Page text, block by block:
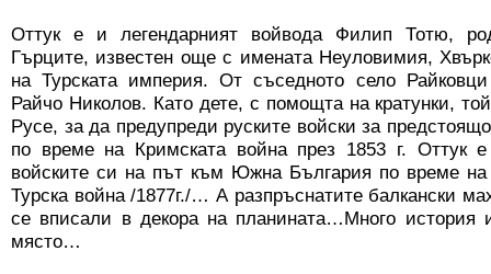
Оттук е и легендарният войвода Филип Тотю,
Гърците, известен още с имената Неуловимия,
на Турската империя. От съседното село
Райчо Николов. Като дете, с помощта на кратунки,
Русе, за да предупреди руските войски за
по време на Кримската война през 1853 г. Оттук
войските си на път към Южна България по време на
Турска война /1877г./… А разпръснатите балкански
се вписали в декора на планината…Много история
място…